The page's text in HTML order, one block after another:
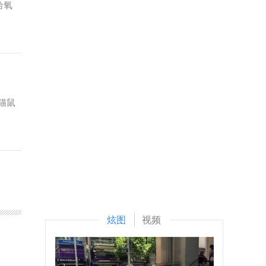
氧
鼠
炫图 视频